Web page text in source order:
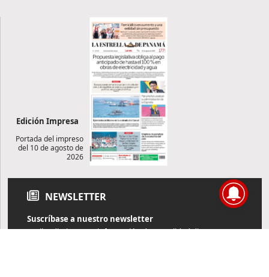
Edición Impresa
Portada del impreso
del 10 de agosto de
2026
NEWSLETTER
Suscríbase a nuestro newsletter
Reciba diariamente información de actualidad directamente en